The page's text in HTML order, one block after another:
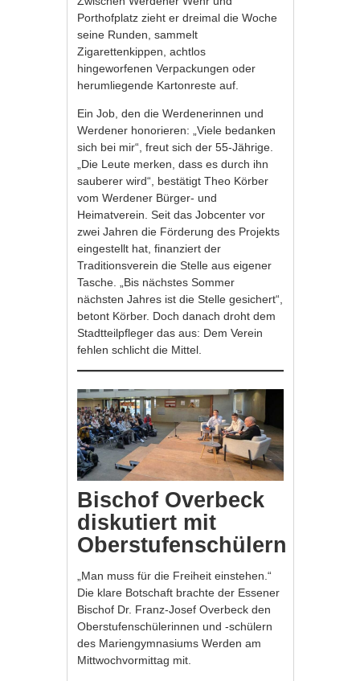
Porthofplatz zieht er dreimal die Woche
seine Runden, sammelt
Zigarettenkippen, achtlos
hingeworfenen Verpackungen oder
herumliegende Kartonreste auf.
Ein Job, den die Werdenerinnen und
Werdener honorieren: „Viele bedanken
sich bei mir“, freut sich der 55-Jährige.
„Die Leute merken, dass es durch ihn
sauberer wird“, bestätigt Theo Körber
vom Werdener Bürger- und
Heimatverein. Seit das Jobcenter vor
zwei Jahren die Förderung des Projekts
eingestellt hat, finanziert der
Traditionsverein die Stelle aus eigener
Tasche. „Bis nächstes Sommer
nächsten Jahres ist die Stelle gesichert“,
betont Körber. Doch danach droht dem
Stadtteilpfleger das aus: Dem Verein
fehlen schlicht die Mittel.
Bischof Overbeck
diskutiert mit
Oberstufenschülern
„Man muss für die Freiheit einstehen.“
Die klare Botschaft brachte der Essener
Bischof Dr. Franz-Josef Overbeck den
Oberstufenschülerinnen und -schülern
des Mariengymnasiums Werden am
Mittwochvormittag mit.